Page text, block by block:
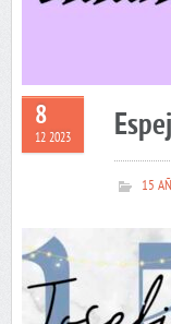
8
12 2023
15